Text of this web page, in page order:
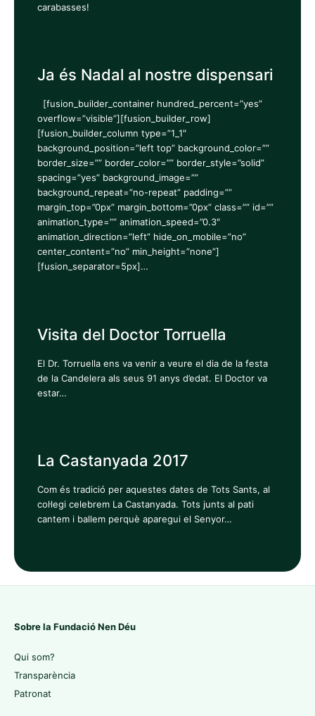
carabasses!
Ja és Nadal al nostre dispensari
[fusion_builder_container hundred_percent=”yes”
overflow=”visible”][fusion_builder_row]
[fusion_builder_column type=”1_1″
background_position=”left top” background_color=””
border_size=”” border_color=”” border_style=”solid”
spacing=”yes” background_image=””
background_repeat=”no-repeat” padding=””
margin_top=”0px” margin_bottom=”0px” class=”” id=””
animation_type=”” animation_speed=”0.3″
animation_direction=”left” hide_on_mobile=”no”
center_content=”no” min_height=”none”]
[fusion_separator=5px]…
Visita del Doctor Torruella
El Dr. Torruella ens va venir a veure el dia de la festa
de la Candelera als seus 91 anys d’edat. El Doctor va
estar…
La Castanyada 2017
Com és tradició per aquestes dates de Tots Sants, al
col·legi celebrem La Castanyada. Tots junts al pati
cantem i ballem perquè aparegui el Senyor…
Sobre la Fundació Nen Déu
Qui som?
Transparència
Patronat